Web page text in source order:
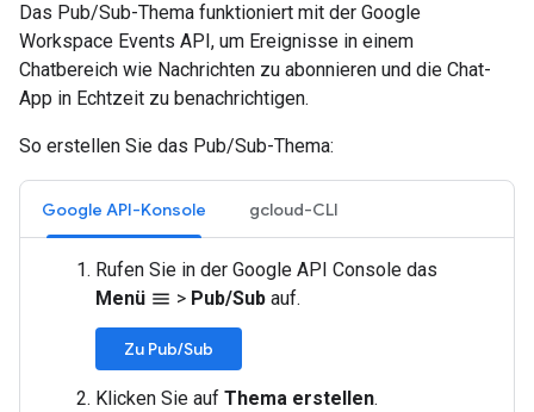
Das Pub/Sub-Thema funktioniert mit der Google
Workspace Events API, um Ereignisse in einem
Chatbereich wie Nachrichten zu abonnieren und die Chat-
App in Echtzeit zu benachrichtigen.
So erstellen Sie das Pub/Sub-Thema:
Google API-Konsole gcloud-CLI
Rufen Sie in der Google API Console das
Menü menu > Pub/Sub auf.
Zu Pub/Sub
Klicken Sie auf Thema erstellen.